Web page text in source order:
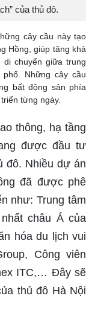
của thủ đô.
cây cầu này tạo
Hồng, giúp tăng khả
chuyển giữa trung
Những cây cầu
bất động sản phía
từng ngày.
thông, hạ tầng
được đầu tư
đô. Nhiều dự án
đã được phê
như: Trung tâm
châu Á của
hóa du lịch vui
Công viên
ITC,… Đây sẽ
thủ đô Hà Nội